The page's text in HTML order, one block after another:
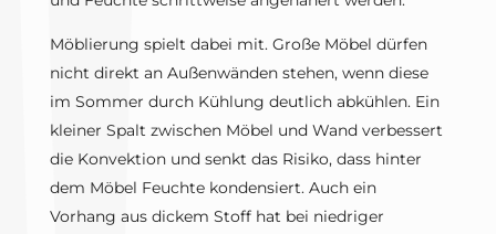
Möblierung spielt dabei mit. Große Möbel dürfen
nicht direkt an Außenwänden stehen, wenn diese
im Sommer durch Kühlung deutlich abkühlen. Ein
kleiner Spalt zwischen Möbel und Wand verbessert
die Konvektion und senkt das Risiko, dass hinter
dem Möbel Feuchte kondensiert. Auch ein
Vorhang aus dickem Stoff hat bei niedriger